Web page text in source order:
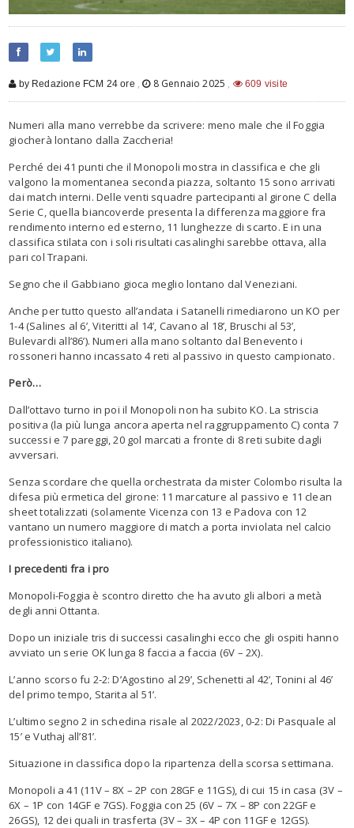
by Redazione FCM 24 ore , 8 Gennaio 2025 , 609 visite
Numeri alla mano verrebbe da scrivere: meno male che il Foggia
giocherà lontano dalla Zaccheria!
Perché dei 41 punti che il Monopoli mostra in classifica e che gli
valgono lamomentanea seconda piazza, soltanto 15 sono arrivati
dai match interni. Delle venti squadre partecipanti al girone C della
Serie C, quella biancoverde presenta la differenza maggiore fra
rendimento interno ed esterno, 11 lunghezze di scarto. E in una
classifica stilata con i soli risultati casalinghi sarebbe ottava, alla
pari col Trapani.
Segno che il Gabbiano gioca meglio lontano dal Veneziani.
Anche per tutto questo all’andata i Satanelli rimediarono un KO per
1-4(Salines al 6’, Viteritti al 14’, Cavano al 18’, Bruschi al 53’,
Bulevardi all’86’). Numeri alla mano soltanto dal Benevento i
rossoneri hanno incassato 4 reti al passivo in questo campionato.
Però…
Dall’ottavo turno in poi il Monopoli non ha subito KO. La striscia
positiva (la più lunga ancora aperta nel raggruppamento C) conta 7
successi e 7 pareggi, 20 gol marcati a fronte di 8 reti subite dagli
avversari.
Senza scordare che quella orchestrata da mister Colombo risulta la
difesa più ermetica del girone: 11 marcature al passivo e 11 clean
sheettotalizzati (solamente Vicenza con 13 e Padova con 12
vantano un numero maggiore di match a porta inviolata nel calcio
professionistico italiano).
I precedenti fra i pro
Monopoli-Foggia è scontro diretto che ha avuto gli albori a metà
degli anni Ottanta.
Dopo un iniziale tris di successi casalinghi ecco che gli ospiti hanno
avviato un serie OK lunga 8 faccia a faccia (6V – 2X).
L’anno scorso fu 2-2: D’Agostino al 29’, Schenetti al 42’, Tonini al 46’
del primo tempo, Starita al 51’.
L’ultimo segno 2 in schedina risale al 2022/2023, 0-2: Di Pasquale al
15’ e Vuthaj all’81’.
Situazione in classifica dopo la ripartenza della scorsa settimana.
Monopoli a 41 (11V – 8X – 2P con 28GF e 11GS), di cui 15 in casa (3V –
6X – 1P con 14GF e 7GS). Foggia con 25 (6V – 7X – 8P con 22GF e
26GS), 12 dei quali in trasferta (3V – 3X – 4P con 11GF e 12GS).